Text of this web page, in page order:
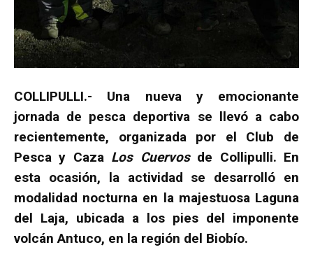
COLLIPULLI.- Una nueva y emocionante
jornada de pesca deportiva se llevó a cabo
recientemente, organizada por el Club de
Pesca y Caza Los Cuervosde Collipulli. En
esta ocasión, la actividad se desarrolló en
modalidad nocturna en la majestuosa Laguna
del Laja, ubicada a los pies del imponente
volcán Antuco, en la región del Biobío.